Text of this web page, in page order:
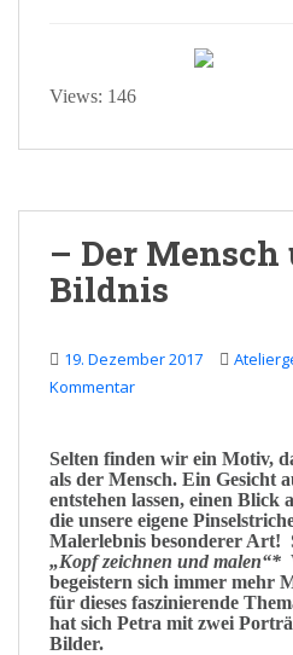
Views: 146
– Der Mensch
Bildnis
19. Dezember 2017
Kommentar
Selten finden wir ein Motiv,
als der Mensch. Ein Gesicht
entstehen lassen, einen Blick
die unsere eigene
Malerlebnis besonderer Art!
„Kopf zeichnen und malen“*
begeistern sich immer mehr
für dieses faszinierende
hat sich Petra mit zwei
Bilder.